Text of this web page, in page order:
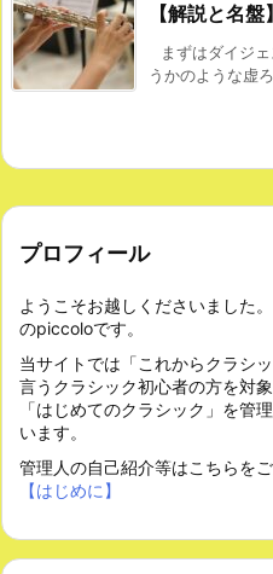
【解説と名盤】
まずはダイジ
うかのような虚
プロフィール
ようこそお越しくださいました
のpiccoloです。
当サイトでは「これからクラシ
言うクラシック初心者の方を対
「はじめてのクラシック」を管
います。
管理人の自己紹介等はこちらを
【はじめに】